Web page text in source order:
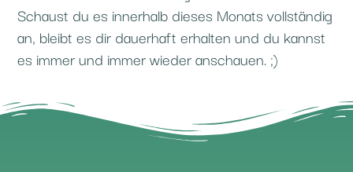
Schaust du es innerhalb dieses Monats vollständig
an, bleibt es dir dauerhaft erhalten und du kannst
es immer und immer wieder anschauen. ;)